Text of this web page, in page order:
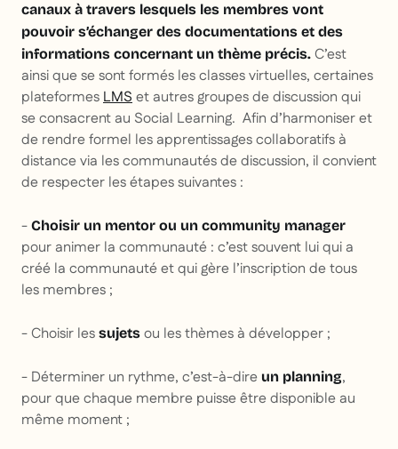
canaux à travers lesquels les membres vont
pouvoir s’échanger des documentations et des
informations concernant un thème précis. C’est
ainsi que se sont formés les classes virtuelles, certaines
plateformesLMSet autres groupes de discussion qui
se consacrent au Social Learning. Afin d’harmoniser et
de rendre formel les apprentissages collaboratifs à
distance via les communautés de discussion, il convient
de respecter les étapes suivantes :
- Choisir un mentor ou un community manager
pour animer la communauté : c’est souvent lui qui a
créé la communauté et qui gère l’inscription de tous
les membres ;
- Choisir les sujets ou les thèmes à développer ;
- Déterminer un rythme, c’est-à-dire un planning,
pour que chaque membre puisse être disponible au
même moment ;